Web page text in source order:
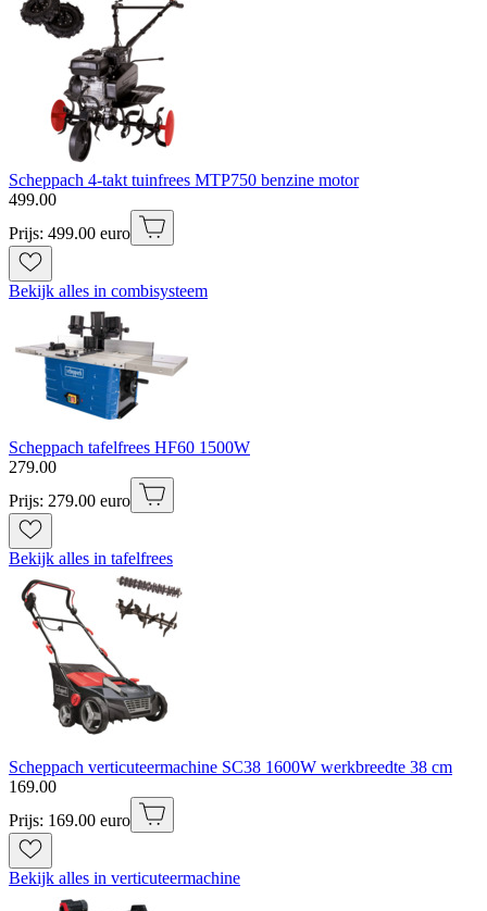
Scheppach 4-takt tuinfrees MTP750 benzine motor
499.00
Prijs: 499.00 euro
Bekijk alles in combisysteem
Scheppach tafelfrees HF60 1500W
279.00
Prijs: 279.00 euro
Bekijk alles in tafelfrees
Scheppach verticuteermachine SC38 1600W werkbreedte 38 cm
169.00
Prijs: 169.00 euro
Bekijk alles in verticuteermachine